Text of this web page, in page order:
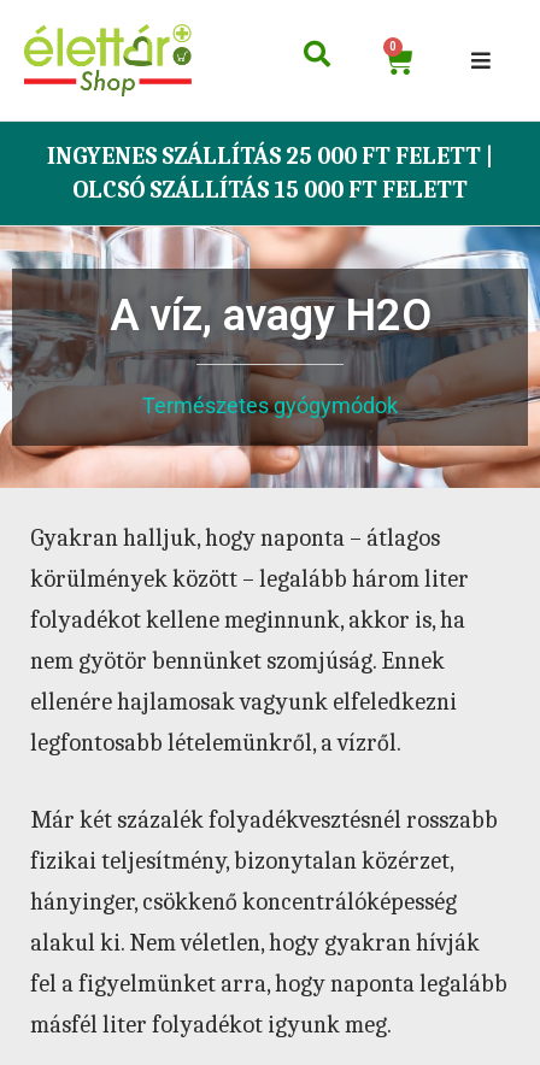
0
INGYENES SZÁLLÍTÁS 25 000 FT FELETT |
OLCSÓ SZÁLLÍTÁS 15 000 FT FELETT
A víz, avagy H2O
Természetes gyógymódok
Gyakran halljuk, hogy naponta – átlagos
körülmények között – legalább három liter
folyadékot kellene meginnunk, akkor is, ha
nem gyötör bennünket szomjúság. Ennek
ellenére hajlamosak vagyunk elfeledkezni
legfontosabb lételemünkről, a vízről.
Már két százalék folyadékvesztésnél rosszabb
fizikai teljesítmény, bizonytalan közérzet,
hányinger, csökkenő koncentrálóképesség
alakul ki. Nem véletlen, hogy gyakran hívják
fel a figyelmünket arra, hogy naponta legalább
másfél liter folyadékot igyunk meg.